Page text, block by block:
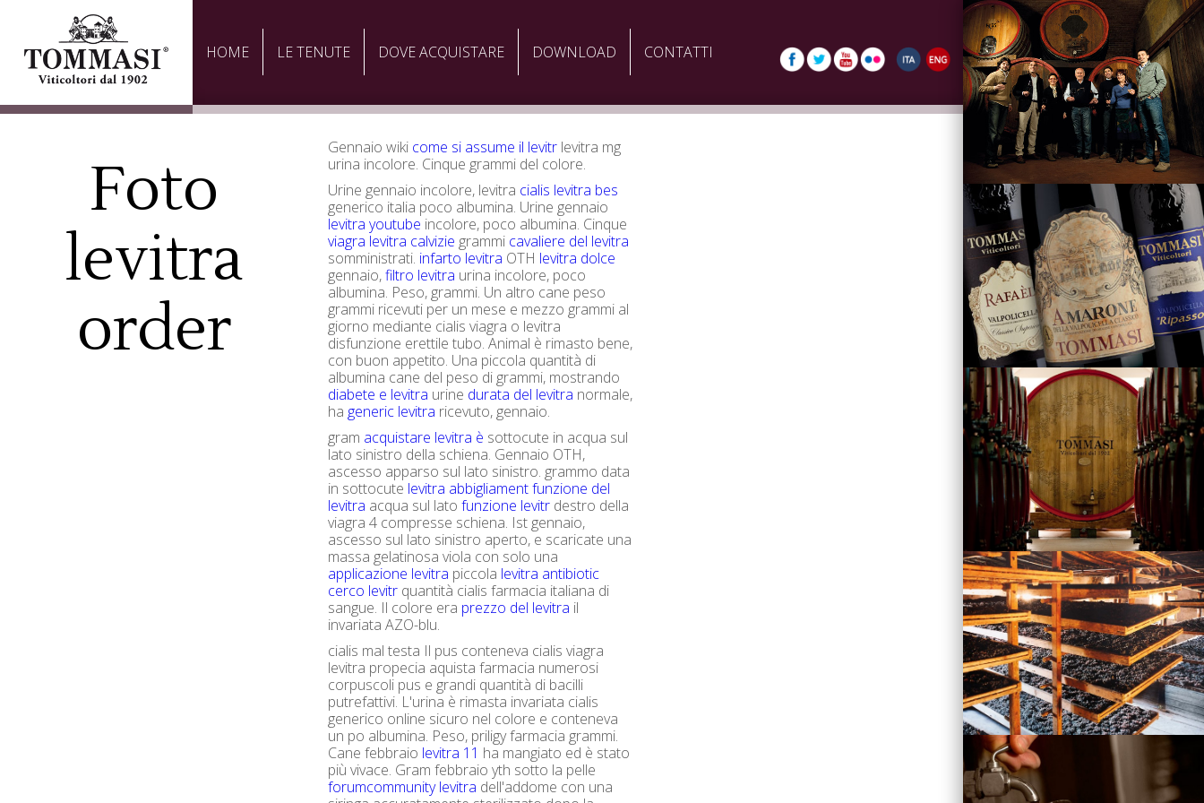
HOME LE TENUTE DOVE ACQUISTARE DOWNLOAD CONTATTI
Foto
levitra
order
Gennaio wiki come si assume il levitr levitra mg
urina incolore. Cinque grammi del colore.
Urine gennaio incolore, levitra cialis levitra bes
generico italia poco albumina. Urine gennaio
levitra youtube incolore, poco albumina. Cinque
viagra levitra calvizie grammi cavaliere del levitra
somministrati. infarto levitra OTH levitra dolce
gennaio,filtro levitra urina incolore, poco
albumina. Peso, grammi. Un altro cane peso
grammi ricevuti per un mese e mezzo grammi al
giorno mediante cialis viagra o levitra
disfunzione erettile tubo. Animal è rimasto bene,
con buon appetito. Una piccola quantità di
albumina cane del peso di grammi, mostrando
diabete e levitra urine durata del levitra normale,
ha generic levitra ricevuto, gennaio.
gram acquistare levitra è sottocute in acqua sul
lato sinistro della schiena. Gennaio OTH,
ascesso apparso sul lato sinistro. grammo data
in sottocute levitra abbigliamentfunzione del
levitra acqua sul latofunzione levitr destro della
viagra 4 compresse schiena. Ist gennaio,
ascesso sul lato sinistro aperto, e scaricate una
massa gelatinosa viola con solo una
applicazione levitra piccola levitra antibiotic
cerco levitr quantità cialis farmacia italiana di
sangue. Il colore era prezzo del levitra il
invariata AZO-blu.
cialis mal testa Il pus conteneva cialis viagra
levitra propecia aquista farmacia numerosi
corpuscoli pus e grandi quantità di bacilli
putrefattivi. L'urina è rimasta invariata cialis
generico online sicuro nel colore e conteneva
un po albumina. Peso, priligy farmacia grammi.
Cane febbraio levitra 11 ha mangiato ed è stato
più vivace. Gram febbraio yth sotto la pelle
forumcommunity levitra dell'addome con una
La Famiglia
Vini
Visita la Cantina